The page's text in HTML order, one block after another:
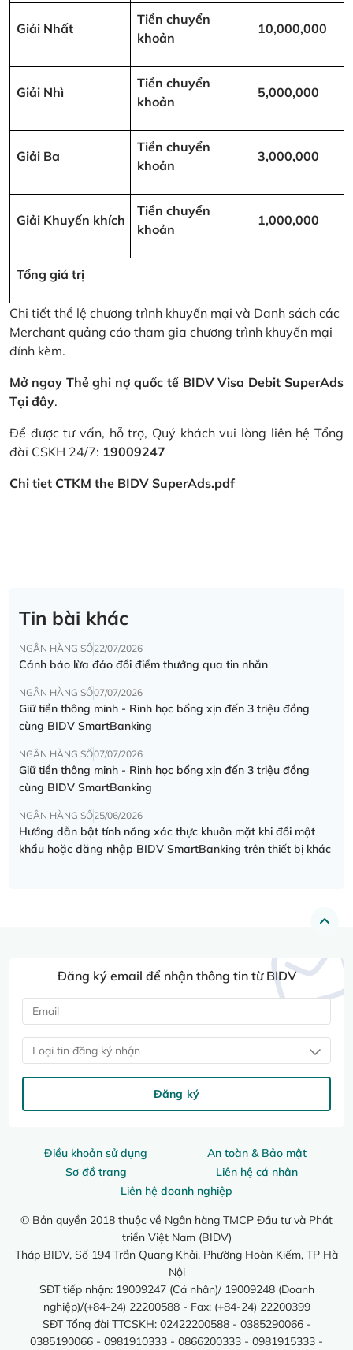
Giải Nhất
Tiền chuyển
khoản
10,000,000
Giải Nhì
Tiền chuyển
khoản
5,000,000
Giải Ba
Tiền chuyển
khoản
3,000,000
Giải Khuyến khích
Tiền chuyển
khoản
1,000,000
Tổng giá trị
Chi tiết thể lệ chương trình khuyến mại và Danh sách các
Merchant quảng cáo tham gia chương trình khuyến mại
đính kèm.
Mở ngay Thẻ ghi nợ quốc tế BIDV Visa Debit SuperAds
Tại đây.
Để được tư vấn, hỗ trợ, Quý khách vui lòng liên hệ Tổng
đài CSKH 24/7: 19009247
Chi tiet CTKM the BIDV SuperAds.pdf
Tin bài khác
NGÂN HÀNG SỐ22/07/2026
Cảnh báo lừa đảo đổi điểm thưởng qua tin nhắn
NGÂN HÀNG SỐ07/07/2026
Giữ tiền thông minh - Rinh học bổng xịn đến 3 triệu đồng
cùng BIDV SmartBanking
NGÂN HÀNG SỐ07/07/2026
Giữ tiền thông minh - Rinh học bổng xịn đến 3 triệu đồng
cùng BIDV SmartBanking
NGÂN HÀNG SỐ25/06/2026
Hướng dẫn bật tính năng xác thực khuôn mặt khi đổi mật
khẩu hoặc đăng nhập BIDV SmartBanking trên thiết bị khác
Điều khoản sử dụng
An toàn & Bảo mật
Sơ đồ trang
Liên hệ cá nhân
Liên hệ doanh nghiệp
© Bản quyền 2018 thuộc về Ngân hàng TMCP Đầu tư và Phát
triển Việt Nam (BIDV)
Tháp BIDV, Số 194 Trần Quang Khải, Phường Hoàn Kiếm, TP Hà
Nội
SĐT tiếp nhận: 19009247 (Cá nhân)/ 19009248 (Doanh
nghiệp)/(+84-24) 22200588 - Fax: (+84-24) 22200399
SĐT Tổng đài TTCSKH: 02422200588 - 0385290066 -
0385190066 - 0981910333 - 0866200333 - 0981915333 -
Đăng ký email để nhận thông tin từ BIDV
Loại tin đăng ký nhận
Đăng ký